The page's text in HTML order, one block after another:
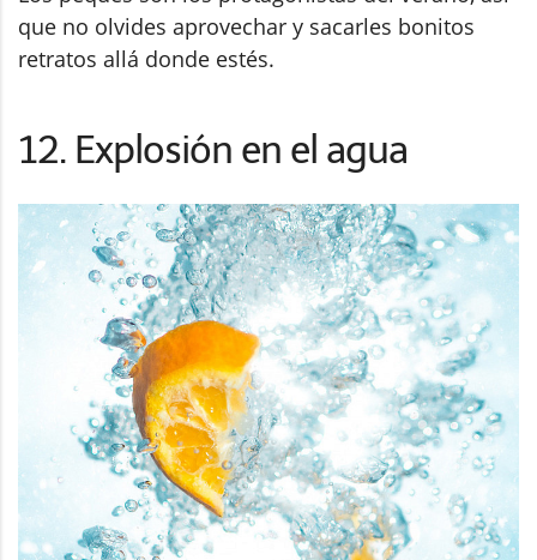
que no olvides aprovechar y sacarles bonitos
retratos allá donde estés.
12. Explosión en el agua